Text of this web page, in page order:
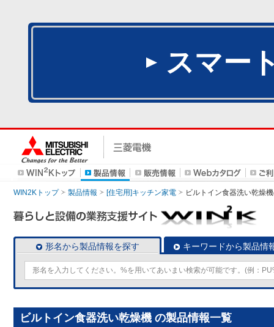
スマー
WIN2Kトップ 製品情報 [住宅用]キッチン家電 ビルトイン食器洗い乾燥機
形名から製品情報を探す キーワードから製品情
ビルトイン食器洗い乾燥機 の製品情報一覧